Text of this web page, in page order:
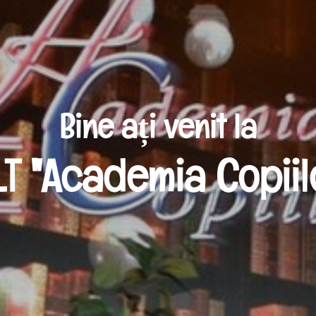
Bine ați venit la
"Academia